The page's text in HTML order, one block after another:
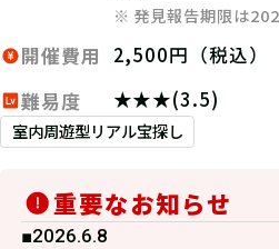
※ 発見報告期限は
開催費用
2,500円（税込）
難易度
★★★(3.5)
室内周遊型リアル宝探し
重要なお知らせ
■2026.6.8